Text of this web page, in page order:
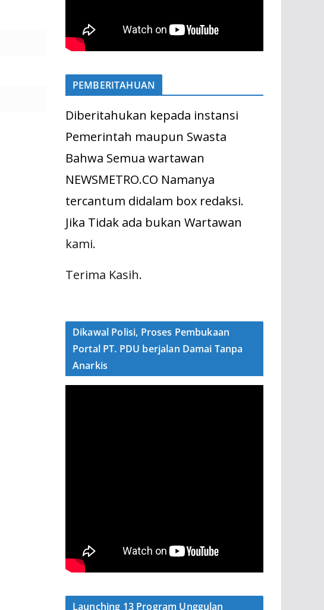
PEMBERITAHUAN
Diberitahukan kepada instansi
Pemerintah maupun Swasta
Bahwa Semua wartawan
NEWSMETRO.CO Namanya
tercantum didalam box redaksi.
Jika Tidak ada bukan Wartawan
kami.
Terima Kasih.
Dikawal Polisi, Proses Pembukaan
Portal PT. PDU berjalan Damai Tanpa
Anarkis
Launching 13 Program Unggulan